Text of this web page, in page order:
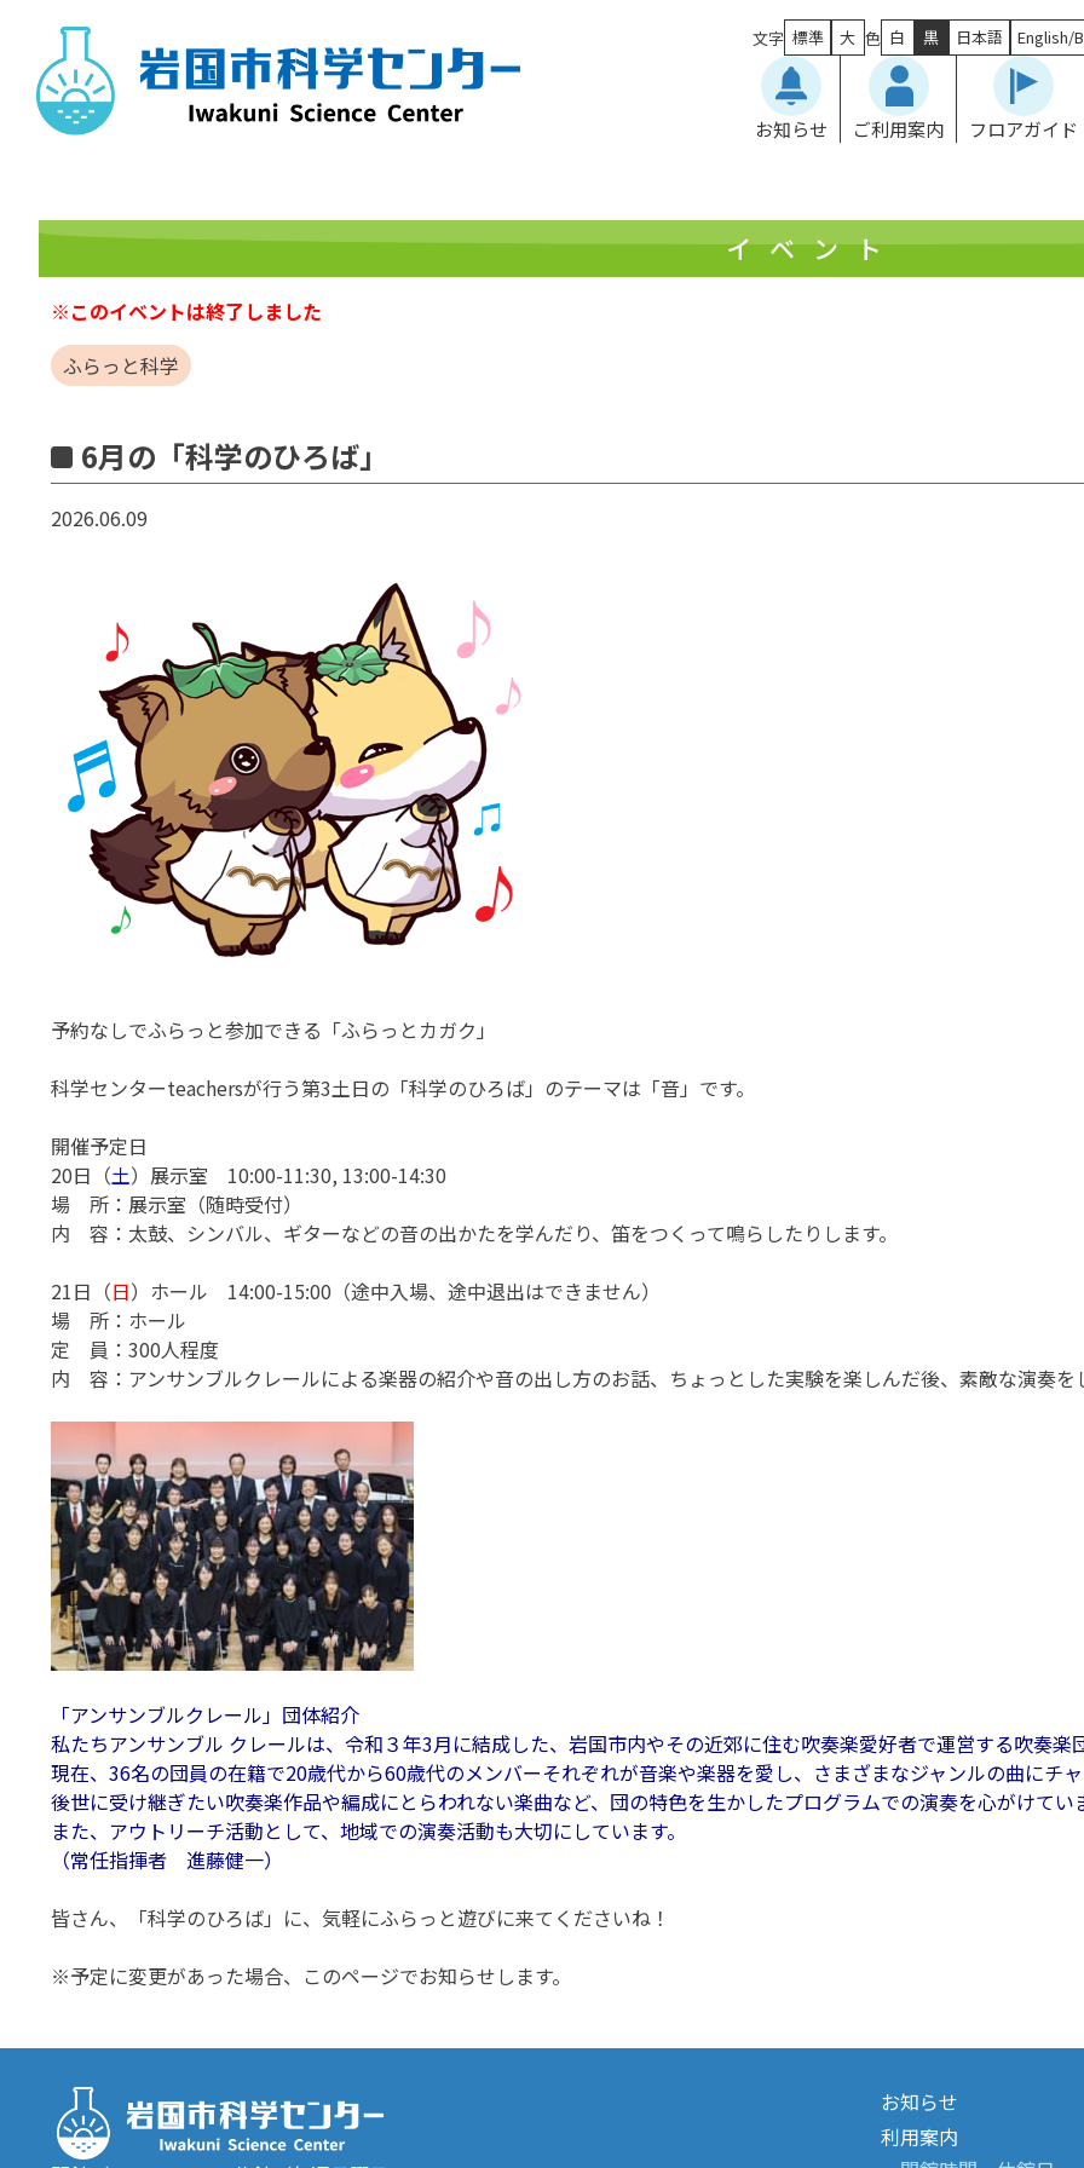
content
文字 標準 大 色 白 黒 日本語 English/
お知らせ ご利用案内 フロアガイド
イベント
※このイベントは終了しました
ふらっと科学
6月の「科学のひろば」
2026.06.09
予約なしでふらっと参加できる「ふらっとカガク」
科学センターteachersが行う第3土日の「科学のひろば」のテーマは「音」です。
開催予定日
20日（土）展示室 10:00-11:30, 13:00-14:30
場 所：展示室（随時受付）
内 容：太鼓、シンバル、ギターなどの音の出かたを学んだり、笛をつくって鳴らしたりします。
21日（日）ホール 14:00-15:00（途中入場、途中退出はできません）
場 所：ホール
定 員：300人程度
内 容：アンサンブルクレールによる楽器の紹介や音の出し方のお話、ちょっとした実験を楽しんだ後、素敵な演奏を
「アンサンブルクレール」団体紹介
私たちアンサンブル クレールは、令和３年3月に結成した、岩国市内やその近郊に住む吹奏楽愛好者で運営する吹奏楽団
現在、36名の団員の在籍で20歳代から60歳代のメンバーそれぞれが音楽や楽器を愛し、さまざまなジャンルの曲にチャ
後世に受け継ぎたい吹奏楽作品や編成にとらわれない楽曲など、団の特色を生かしたプログラムでの演奏を心がけてい
また、アウトリーチ活動として、地域での演奏活動も大切にしています。
（常任指揮者 進藤健一）
皆さん、「科学のひろば」に、気軽にふらっと遊びに来てくださいね！
※予定に変更があった場合、このページでお知らせします。
お知らせ
利用案内